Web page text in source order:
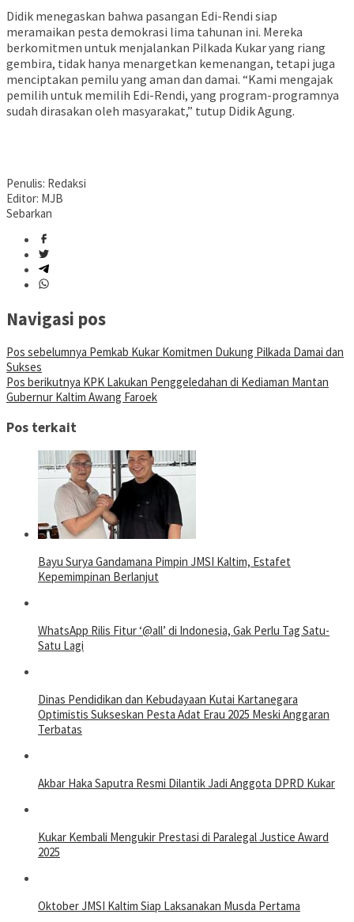
Didik menegaskan bahwa pasangan Edi-Rendi siap
meramaikan pesta demokrasi lima tahunan ini. Mereka
berkomitmen untuk menjalankan Pilkada Kukar yang riang
gembira, tidak hanya menargetkan kemenangan, tetapi juga
menciptakan pemilu yang aman dan damai. “Kami mengajak
pemilih untuk memilih Edi-Rendi, yang program-programnya
sudah dirasakan oleh masyarakat,” tutup Didik Agung.
Penulis: Redaksi
Editor: MJB
Sebarkan
Navigasi pos
Pos sebelumnya Pemkab Kukar Komitmen Dukung Pilkada Damai dan
Sukses
Pos berikutnya KPK Lakukan Penggeledahan di Kediaman Mantan
Gubernur Kaltim Awang Faroek
Pos terkait
Bayu Surya Gandamana Pimpin JMSI Kaltim, Estafet
Kepemimpinan Berlanjut
WhatsApp Rilis Fitur ‘@all’ di Indonesia, Gak Perlu Tag Satu-
Satu Lagi
Dinas Pendidikan dan Kebudayaan Kutai Kartanegara
Optimistis Sukseskan Pesta Adat Erau 2025 Meski Anggaran
Terbatas
Akbar Haka Saputra Resmi Dilantik Jadi Anggota DPRD Kukar
Kukar Kembali Mengukir Prestasi di Paralegal Justice Award
2025
Oktober JMSI Kaltim Siap Laksanakan Musda Pertama